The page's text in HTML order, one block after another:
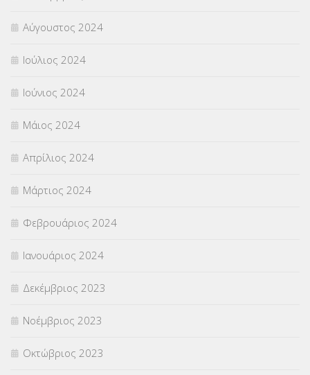
Αύγουστος 2024
Ιούλιος 2024
Ιούνιος 2024
Μάιος 2024
Απρίλιος 2024
Μάρτιος 2024
Φεβρουάριος 2024
Ιανουάριος 2024
Δεκέμβριος 2023
Νοέμβριος 2023
Οκτώβριος 2023